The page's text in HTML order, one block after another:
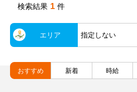
検索結果 1 件
エリア 指定しない
おすすめ 新着 時給